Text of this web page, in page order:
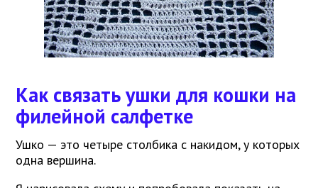
Как связать ушки для кошки на
филейной салфетке
Ушко — это четыре столбика с накидом, у которых
одна вершина.